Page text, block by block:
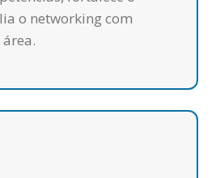
o networking com